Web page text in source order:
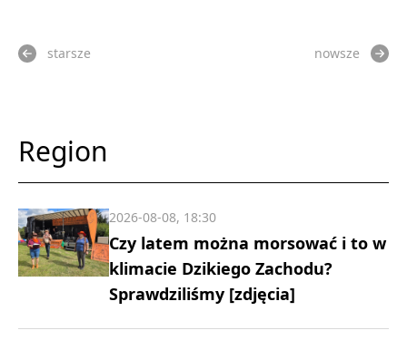
starsze nowsze
Region
Czy latem można morsować i to w
klimacie Dzikiego Zachodu?
Sprawdziliśmy [zdjęcia]
2026-08-08, 18:30